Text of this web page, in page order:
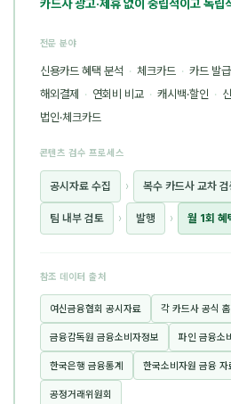
카드사 광고·제휴 없이 중립적이고 독립
전문 분야
신용카드 혜택 분석 · 체크카드 · 카드 발
해외결제 · 연회비 비교 · 캐시백·할인 ·
법인·체크카드
콘텐츠 검수 프로세스
공시자료 수집 › 복수 카드사 교차 검
팀 내부 검토 › 발행 › 월 1회 혜
참조 데이터 출처
여신금융협회 공시자료 각 카드사 공식
금융감독원 금융소비자정보 파인 금융소
한국은행 금융통계 한국소비자원 금융 자
공정거래위원회